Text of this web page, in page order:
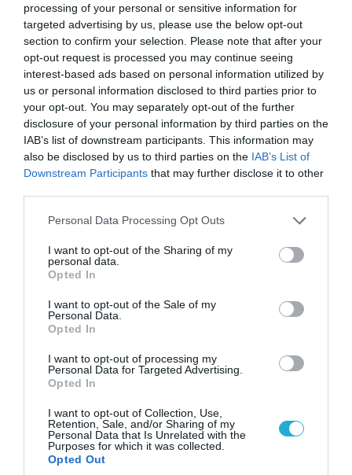
processing of your personal or sensitive information for
targeted advertising by us, please use the below opt-out
section to confirm your selection. Please note that after your
opt-out request is processed you may continue seeing
interest-based ads based on personal information utilized by
us or personal information disclosed to third parties prior to
your opt-out. You may separately opt-out of the further
disclosure of your personal information by third parties on the
IAB’s list of downstream participants. This information may
also be disclosed by us to third parties on the IAB’s List of
Downstream Participants that may further disclose it to other
Please note that this website/app uses one or more Google
not limited to your visit or usage behaviour. You may click to
grant or deny consent to Google and its third-party tags to
use your data for below specified purposes in below Google
consent section.
Personal Data Processing Opt Outs
I want to opt-out of the Sharing of my
personal data.
Opted In
I want to opt-out of the Sale of my
Personal Data.
Opted In
I want to opt-out of processing my
Personal Data for Targeted Advertising.
Opted In
I want to opt-out of Collection, Use,
Retention, Sale, and/or Sharing of my
Personal Data that Is Unrelated with the
Purposes for which it was collected.
Opted Out
06.08.2026 | 14:02
«Επιχείρηση ελεύθερα πεζοδρόμια» στην
Αθήνα: Απομακρύνθηκαν παράνομα
αντικείμενα από κοινόχρηστους χώρους
06.08.2026 | 14:02
«Επιχείρηση ελεύθερα πεζοδρόμια» στην